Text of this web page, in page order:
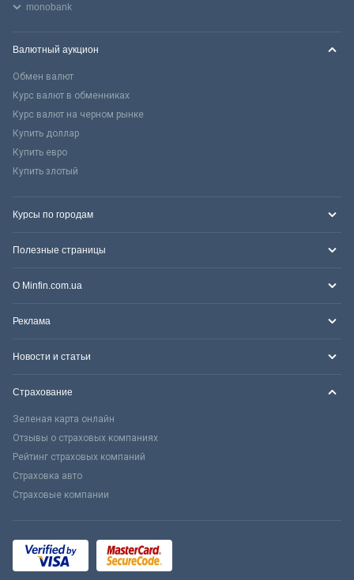
monobank
Валютный аукцион
Обмен валют
Курс валют в обменниках
Курс валют на черном рынке
Купить доллар
Купить евро
Купить злотый
Курсы по городам
Полезные страницы
О Minfin.com.ua
Реклама
Новости и статьи
Страхование
Зеленая карта онлайн
Отзывы о страховых компаниях
Рейтинг страховых компаний
Страховка авто
Страховые компании